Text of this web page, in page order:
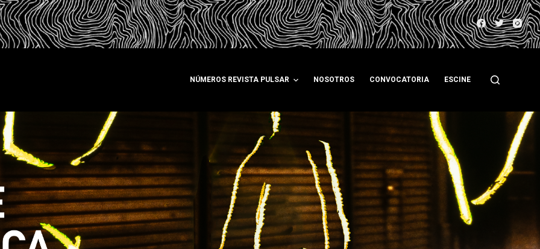
NÚMEROS REVISTA PULSAR NOSOTROS CONVOCATORIA ESCINE